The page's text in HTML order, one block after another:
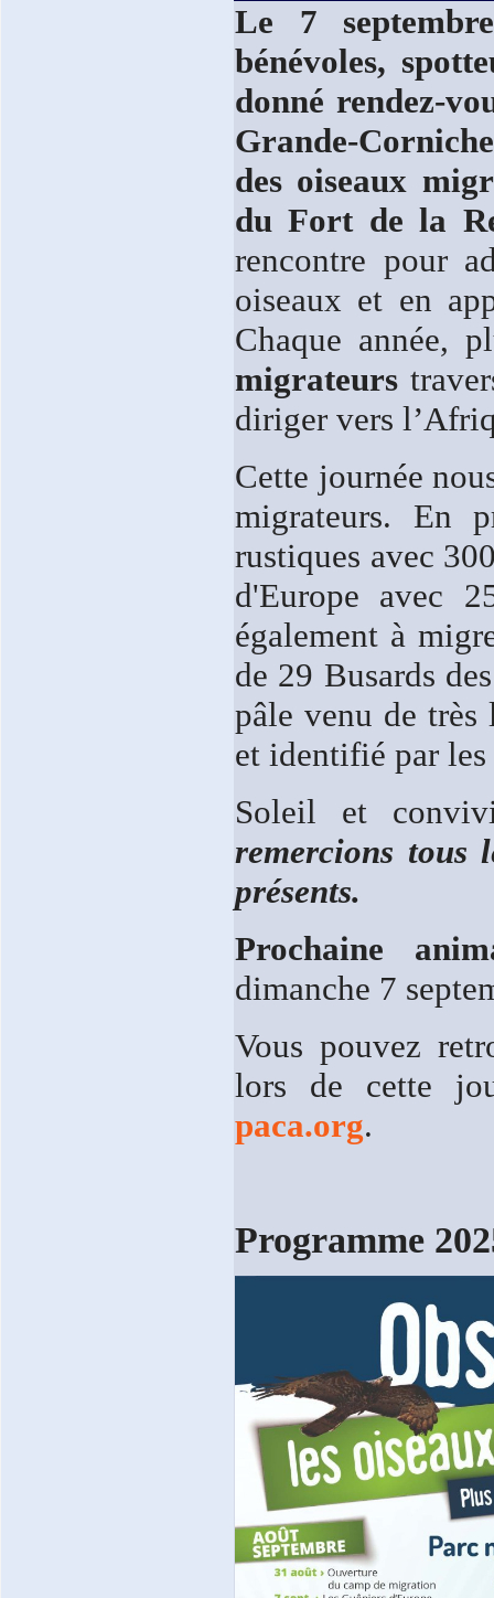
Le 7
bénévoles,
donné rendez-
Grande-
des oiseaux
du Fort de la
rencontre pour
oiseaux et en
Chaque année,
migrateurs
diriger vers
Cette journée
migrateurs. En
rustiques avec
d'Europe avec
également à
de 29 Busards
pâle venu de très
et identifié par les
Soleil et
remercions tous
présents.
Prochaine
dimanche 7
Vous pouvez
lors de cette
paca.org.
Programme